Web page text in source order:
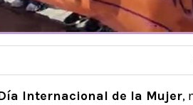
Internacional de la Mujer,